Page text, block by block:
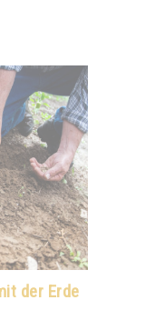
der Erde